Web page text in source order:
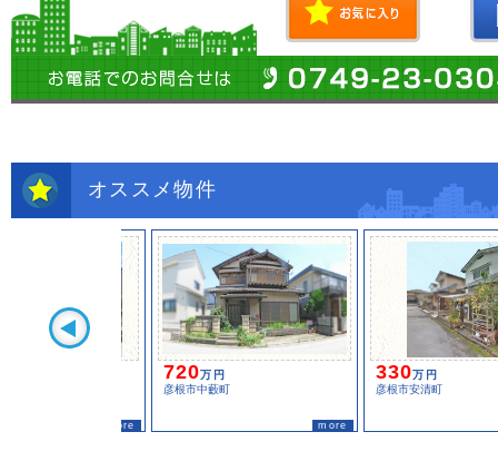
オススメ物件
720万円
彦根市中藪町
more
330万円
彦根市安清町